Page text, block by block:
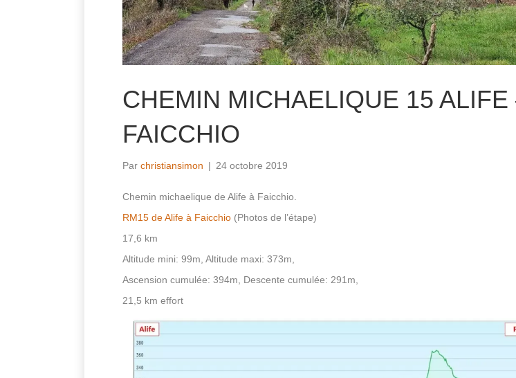
CHEMIN MICHAELIQUE 15 ALIFE
FAICCHIO
Par christiansimon | 24 octobre 2019
Chemin michaelique de Alife à Faicchio.
RM15 de Alife à Faicchio (Photos de l’étape)
17,6 km
Altitude mini: 99m, Altitude maxi: 373m,
Ascension cumulée: 394m, Descente cumulée: 291m,
21,5 km effort